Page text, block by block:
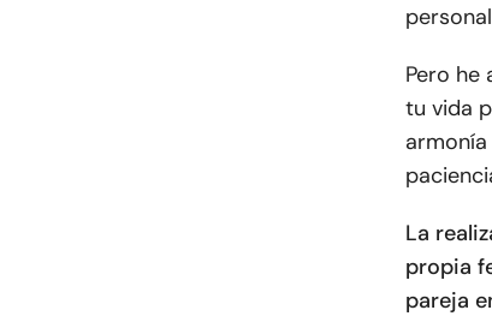
Pero he
tu vida
La
propia
pareja